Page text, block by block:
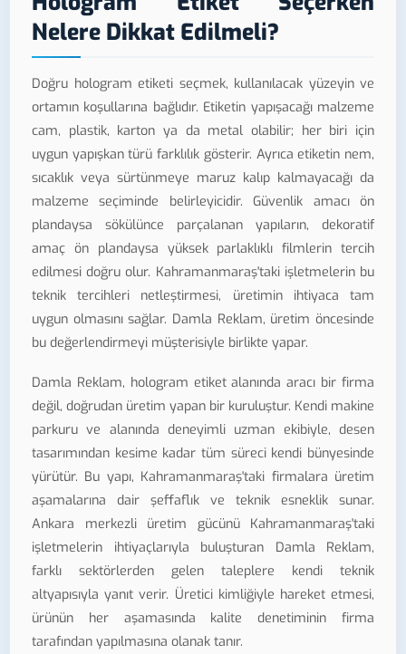
Nelere Dikkat Edilmeli?
Doğru hologram etiketi seçmek, kullanılacak yüzeyin ve
ortamın koşullarına bağlıdır. Etiketin yapışacağı malzeme
cam, plastik, karton ya da metal olabilir; her biri için
uygun yapışkan türü farklılık gösterir. Ayrıca etiketin nem,
sıcaklık veya sürtünmeye maruz kalıp kalmayacağı da
malzeme seçiminde belirleyicidir. Güvenlik amacı ön
plandaysa sökülünce parçalanan yapıların, dekoratif
amaç ön plandaysa yüksek parlaklıklı filmlerin tercih
edilmesi doğru olur. Kahramanmaraş'taki işletmelerin bu
teknik tercihleri netleştirmesi, üretimin ihtiyaca tam
uygun olmasını sağlar. Damla Reklam, üretim öncesinde
bu değerlendirmeyi müşterisiyle birlikte yapar.
Damla Reklam, hologram etiket alanında aracı bir firma
değil, doğrudan üretim yapan bir kuruluştur. Kendi makine
parkuru ve alanında deneyimli uzman ekibiyle, desen
tasarımından kesime kadar tüm süreci kendi bünyesinde
yürütür. Bu yapı, Kahramanmaraş'taki firmalara üretim
aşamalarına dair şeffaflık ve teknik esneklik sunar.
Ankara merkezli üretim gücünü Kahramanmaraş'taki
işletmelerin ihtiyaçlarıyla buluşturan Damla Reklam,
farklı sektörlerden gelen taleplere kendi teknik
altyapısıyla yanıt verir. Üretici kimliğiyle hareket etmesi,
ürünün her aşamasında kalite denetiminin firma
tarafından yapılmasına olanak tanır.